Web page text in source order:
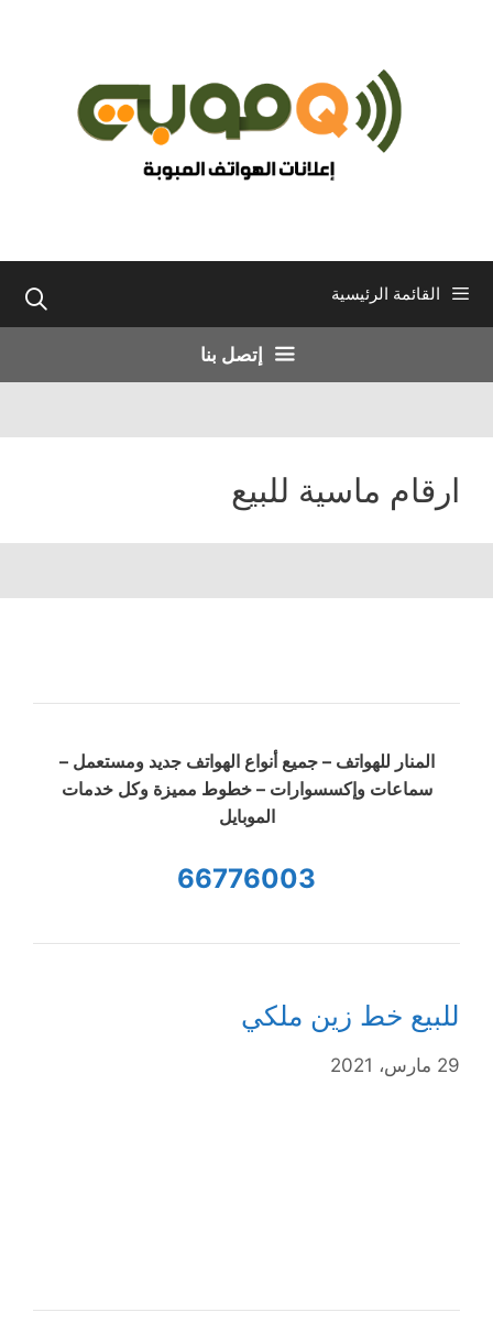
القائمة الرئيسية
إتصل بنا
ارقام ماسية للبيع
المنار للهواتف – جميع أنواع الهواتف جديد ومستعمل –
سماعات وإكسسوارات – خطوط مميزة وكل خدمات
الموبايل
66776003
للبيع خط زين ملكي
29 مارس، 2021